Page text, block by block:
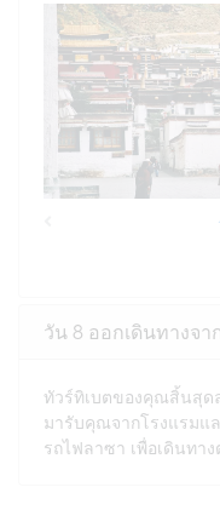
วัน 8 ออกเดินทางจา
ทัวร์ทิเบตของคุณสิ้นสุด
มารับคุณจากโรงแรมแ
รถไฟลาซา เพื่อเดินทา